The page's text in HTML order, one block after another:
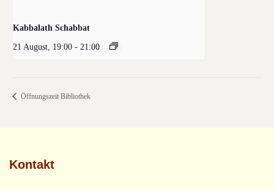
Kabbalath Schabbat
21 August, 19:00 - 21:00
Öffnungszeit Bibliothek
Kontakt